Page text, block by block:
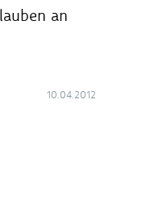
an
10.04.2012